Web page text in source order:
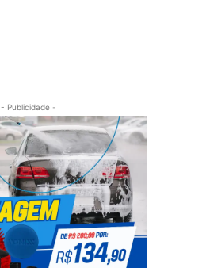
- Publicidade -